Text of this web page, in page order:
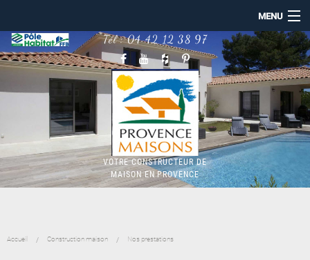
VOTRE CONSTRUCTEUR DE
MAISON EN PROVENCE
Tél :04 42 12 38 97
MENU
ACCUEIL
PROVENCE MAISONS
NOS RÉALISATIONS
CONSTRUCTION MAISON
MAISON BBC RE2020
NOTRE ACTUALITÉ
Accueil Construction maison Nos prestations